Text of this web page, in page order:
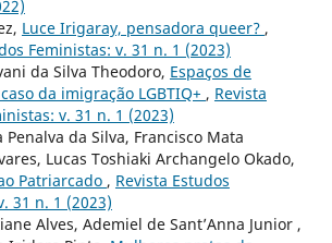
Luce Irigaray, pensadora queer? ,
Feministas: v. 31 n. 1 (2023)
da Silva Theodoro, Espaços de
da imigração LGBTIQ+ , Revista
v. 31 n. 1 (2023)
Penalva da Silva, Francisco Mata
Lucas Toshiaki Archangelo Okado,
Patriarcado , Revista Estudos
31 n. 1 (2023)
Alves, Ademiel de Sant’Anna Junior ,